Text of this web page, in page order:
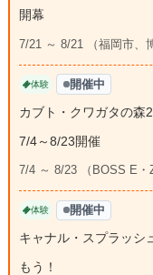
開幕
7/21 ～ 8/21 （福岡市、
体験 開催中
カブト・クワガタの森
7/4～8/23開催
7/4 ～ 8/23 （BOSS E・
体験 開催中
キャナル・スプラッシ
もう！